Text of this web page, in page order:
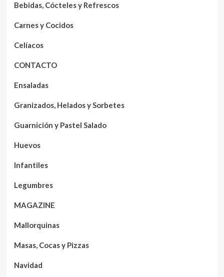
Bebidas, Cócteles y Refrescos
Carnes y Cocidos
Celíacos
CONTACTO
Ensaladas
Granizados, Helados y Sorbetes
Guarnición y Pastel Salado
Huevos
Infantiles
Legumbres
MAGAZINE
Mallorquinas
Masas, Cocas y Pizzas
Navidad